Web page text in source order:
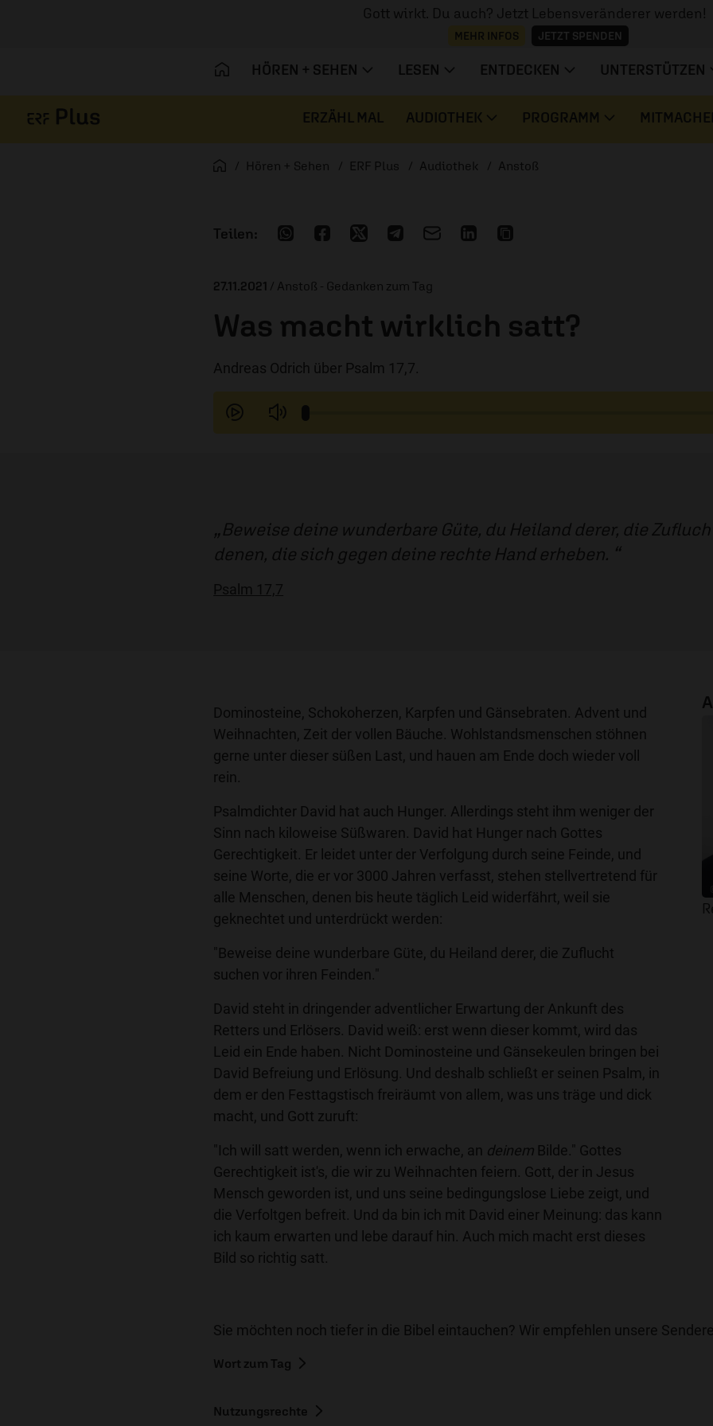
Gott wirkt. Du auch? Jetzt Lebensveränderer werden!
MEHR INFOS JETZT SPENDEN
HÖREN + SEHEN LESEN ENTDECKEN UNTERSTÜTZEN
ERZÄHL MAL AUDIOTHEK PROGRAMM
Startseite
Hören + Sehen ERF Plus Audiothek Anstoß
27.11.2021 / Anstoß - Gedanken zum Tag
Was macht wirklich satt?
Andreas Odrich über Psalm 17,7.
Beweise deine wunderbare Güte, du Heiland derer, die
denen, die sich gegen deine rechte Hand erheben.
Psalm 17,7
Dominosteine, Schokoherzen, Karpfen und Gänsebraten. Advent und
Weihnachten, Zeit der vollen Bäuche. Wohlstandsmenschen stöhnen
gerne unter dieser süßen Last, und hauen am Ende doch wieder voll
rein.
Psalmdichter David hat auch Hunger. Allerdings steht ihm weniger der
Sinn nach kiloweise Süßwaren. David hat Hunger nach Gottes
Gerechtigkeit. Er leidet unter der Verfolgung durch seine Feinde, und
seine Worte, die er vor 3000 Jahren verfasst, stehen stellvertretend für
alle Menschen, denen bis heute täglich Leid widerfährt, weil sie
geknechtet und unterdrückt werden:
"Beweise deine wunderbare Güte, du Heiland derer, die Zuflucht
suchen vor ihren Feinden."
David steht in dringender adventlicher Erwartung der Ankunft des
Retters und Erlösers. David weiß: erst wenn dieser kommt, wird das
Leid ein Ende haben. Nicht Dominosteine und Gänsekeulen bringen bei
David Befreiung und Erlösung. Und deshalb schließt er seinen Psalm, in
dem er den Festtagstisch freiräumt von allem, was uns träge und dick
macht, und Gott zuruft:
"Ich will satt werden, wenn ich erwache, an deinem Bilde." Gottes
Gerechtigkeit ist's, die wir zu Weihnachten feiern. Gott, der in Jesus
Mensch geworden ist, und uns seine bedingungslose Liebe zeigt, und
die Verfoltgen befreit. Und da bin ich mit David einer Meinung: das kann
ich kaum erwarten und lebe darauf hin. Auch mich macht erst dieses
Bild so richtig satt.
Sie möchten noch tiefer in die Bibel eintauchen? Wir empfehlen unsere
Wort zum Tag
Nutzungsrechte